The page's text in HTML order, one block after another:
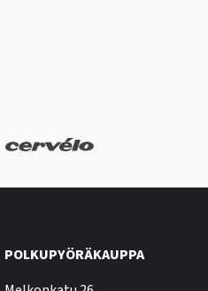
POLKUPYÖRÄKAUPPA